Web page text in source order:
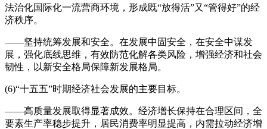
法治化国际化一流营商环境，形成既“放得活”又“管得好”的经
济秩序。
——坚持统筹发展和安全。在发展中固安全，在安全中谋发
展，强化底线思维，有效防范化解各类风险，增强经济和社会
韧性，以新安全格局保障新发展格局。
(6)“十五五”时期经济社会发展的主要目标。
——高质量发展取得显著成效。经济增长保持在合理区间，全
要素生产率稳步提升，居民消费率明显提高，内需拉动经济增